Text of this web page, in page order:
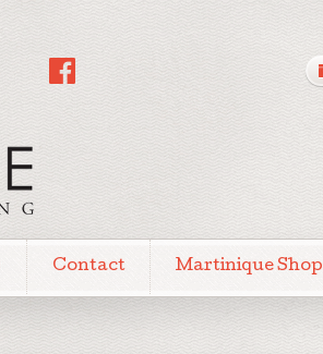
Contact Martinique Shop